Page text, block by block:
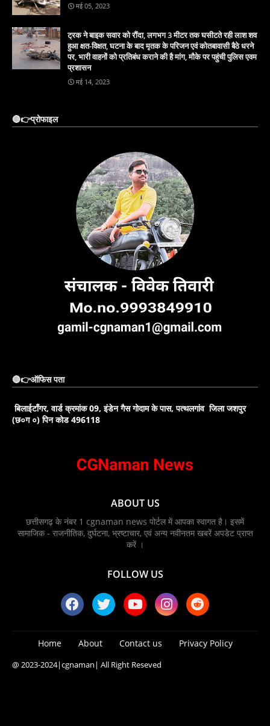
मई 05, 2023
ट्रक ने बाइक सवार को रौंदा, लगभग 3 मीटर तक घसीटते रही लाश शव
हुआ क्षत-विक्षत, घटना के बाद मृतक के परिजन एवं कोतबावासी बैठे धरने
पर, भारी वाहनों को प्रतिबंध कराने की है मांग, मौके पर पहुंची पुलिस एवम
प्रशासन
मई 14, 2023
🔴👉प्रोफाइल
🔴👉ऑफिस पता
बिलाईटाँगर, वार्ड क्रमांक 09, इंडेन गैस गोदाम के पास, पत्थलगांव जिला जशपुर
(छ०ग ०) पिन कोड 496118
ABOUT US
छत्तीसगढ़ के नंबर 1 cgnaman news पोर्टल में आपका स्वागत है। इसमें
सामाजिक - राजनीतिक, दुर्घटना, भ्रष्टाचार, एवं अन्य नवीनतम खबरें अपडेट प्राप्त
करें ।
FOLLOW US
Home About Contact us Privacy Policy
@ 2023-2024|cgnaman| All Right Reseved